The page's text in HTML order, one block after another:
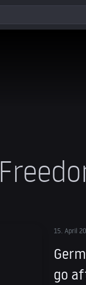
15. April
go